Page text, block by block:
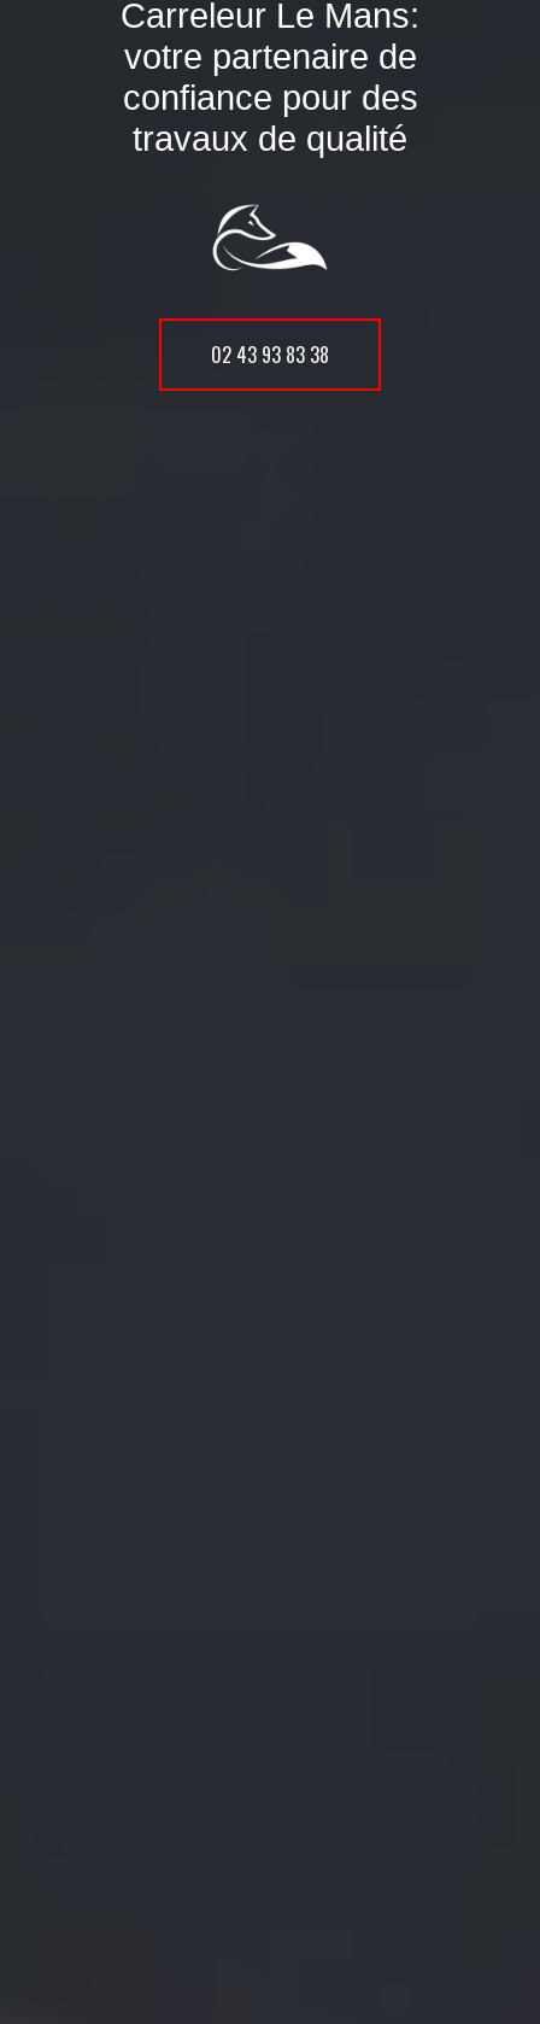
Carreleur Le Mans:
votre partenaire de
confiance pour des
travaux de qualité
02 43 93 83 38